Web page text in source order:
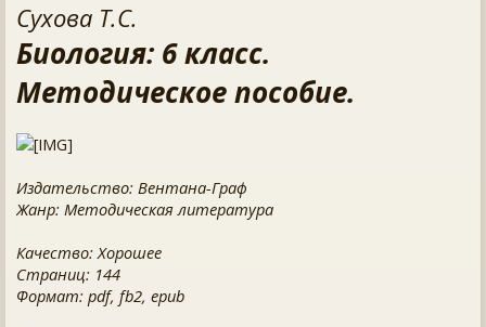
Сухова Т.С.
Биология: 6 класс.
Методическое пособие.
Издательство: Вентана-Граф
Жанр: Методическая литература
Качество: Хорошее
Страниц: 144
Формат: pdf, fb2, epub